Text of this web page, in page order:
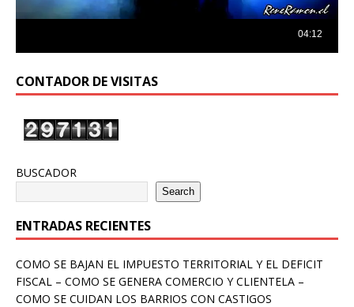
CONTADOR DE VISITAS
BUSCADOR
Search
ENTRADAS RECIENTES
COMO SE BAJAN EL IMPUESTO TERRITORIAL Y EL DEFICIT
FISCAL – COMO SE GENERA COMERCIO Y CLIENTELA –
COMO SE CUIDAN LOS BARRIOS CON CASTIGOS